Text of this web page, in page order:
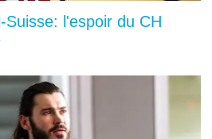
l'espoir du CH